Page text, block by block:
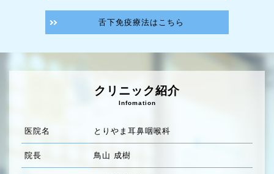
舌下免疫療法はこちら
クリニック紹介
Infomation
医院名 とりやま耳鼻咽喉科
院長 鳥山 成樹